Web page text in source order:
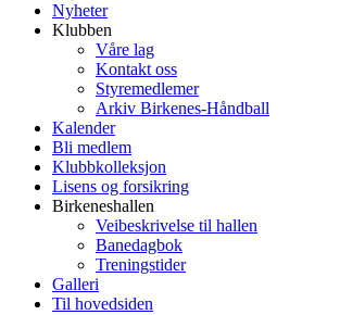
Nyheter
Klubben
Våre lag
Kontakt oss
Styremedlemer
Arkiv Birkenes-Håndball
Kalender
Bli medlem
Klubbkolleksjon
Lisens og forsikring
Birkeneshallen
Veibeskrivelse til hallen
Banedagbok
Treningstider
Galleri
Til hovedsiden